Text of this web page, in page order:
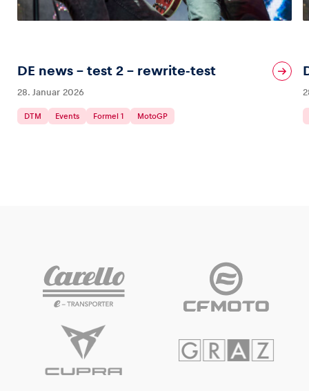
DE news – test 2 – rewrite-test
28. Januar 2026
DTM Events Formel 1 MotoGP